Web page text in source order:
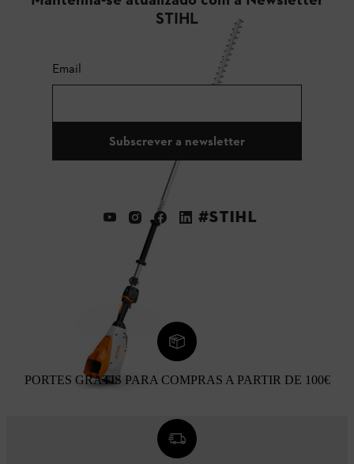
STIHL
Email
Subscrever a newsletter
#STIHL
PORTES GRÁTIS PARA COMPRAS A PARTIR DE 100€